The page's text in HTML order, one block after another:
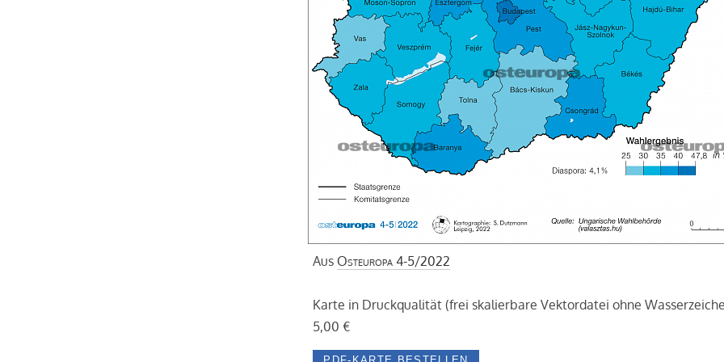
Aus Osteuropa 4-5/2022
Karte in Druckqualität (frei skalierbare Vektordatei ohne
5,00 €